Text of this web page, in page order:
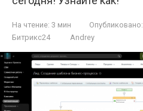
На чтение: 3 мин Опубликовано:
Битрикс24
Andrey